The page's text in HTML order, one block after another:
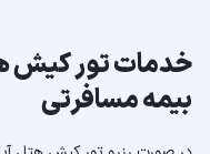
خدمات تور کیش
بیمه مسافرتی